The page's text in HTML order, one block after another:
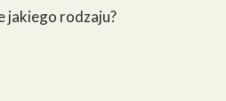
jakiego rodzaju?